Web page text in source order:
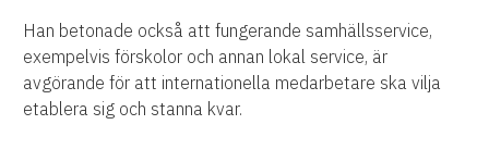
Han betonade också att fungerande samhällsservice,
exempelvis förskolor och annan lokal service, är
avgörande för att internationella medarbetare ska vilja
etablera sig och stanna kvar.